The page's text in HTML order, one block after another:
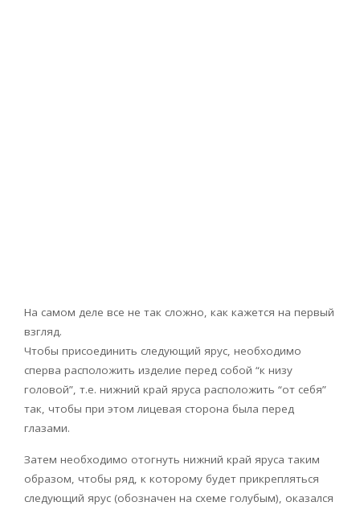
На самом деле все не так сложно, как кажется на первый
взгляд.
Чтобы присоединить следующий ярус, необходимо
сперва расположить изделие перед собой “к низу
головой”, т.е. нижний край яруса расположить “от себя”
так, чтобы при этом лицевая сторона была перед
глазами.
Затем необходимо отогнуть нижний край яруса таким
образом, чтобы ряд, к которому будет прикрепляться
следующий ярус (обозначен на схеме голубым), оказался